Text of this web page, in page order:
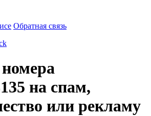
Обратная связь
на спам,
или рекламу